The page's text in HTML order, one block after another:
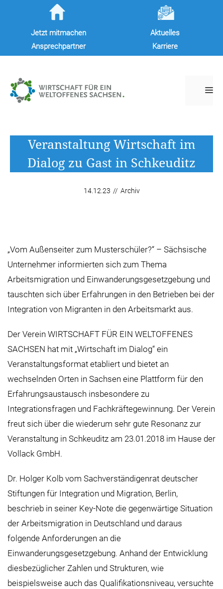
springenJetzt mitmachen
Aktuelles
Ansprechpartner
Karriere
Veranstaltung Wirtschaft im
Dialog zu Gast in Schkeuditz
14.12.23 // Archiv
„Vom Außenseiter zum Musterschüler?“ – Sächsische
Unternehmer informierten sich zum Thema
Arbeitsmigration und Einwanderungsgesetzgebung und
tauschten sich über Erfahrungen in den Betrieben bei der
Integration von Migranten in den Arbeitsmarkt aus.
Der Verein WIRTSCHAFT FÜR EIN WELTOFFENES
SACHSEN hat mit „Wirtschaft im Dialog“ ein
Veranstaltungsformat etabliert und bietet an
wechselnden Orten in Sachsen eine Plattform für den
Erfahrungsaustausch insbesondere zu
Integrationsfragen und Fachkräftegewinnung. Der Verein
freut sich über die wiederum sehr gute Resonanz zur
Veranstaltung in Schkeuditz am 23.01.2018 im Hause der
Vollack GmbH.
Dr. Holger Kolb vom Sachverständigenrat deutscher
Stiftungen für Integration und Migration, Berlin,
beschrieb in seiner Key-Note die gegenwärtige Situation
der Arbeitsmigration in Deutschland und daraus
folgende Anforderungen an die
Einwanderungsgesetzgebung. Anhand der Entwicklung
diesbezüglicher Zahlen und Strukturen, wie
beispielsweise auch das Qualifikationsniveau, versuchte